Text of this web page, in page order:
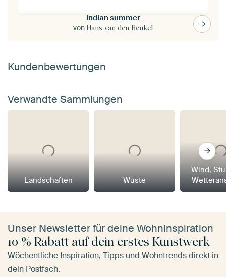
Indian summer
von Hans van den Beukel
Kundenbewertungen
Verwandte Sammlungen
Landschaften Wüste
Wind,
Unser Newsletter für deine Wohninspiration
10 % Rabatt auf dein erstes Kunstwerk
Wöchentliche Inspiration, Tipps und Wohntrends direkt in
dein Postfach.